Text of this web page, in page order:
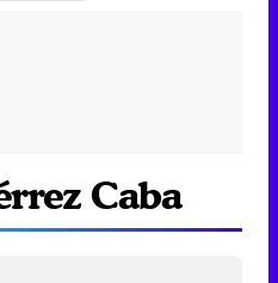
Caba